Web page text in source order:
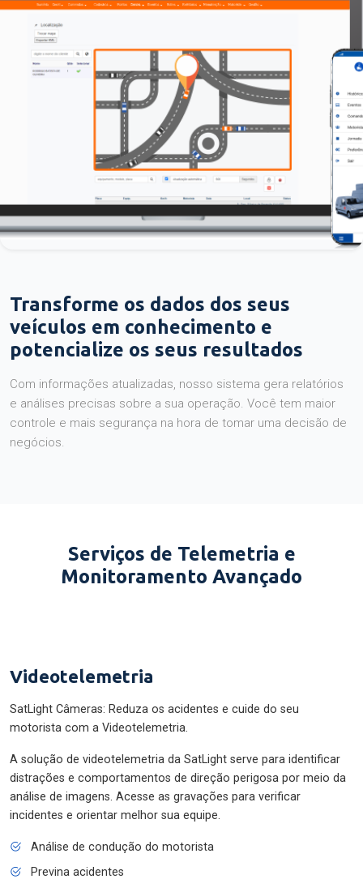
Transforme os dados dos seus
veículos em conhecimento e
potencialize os seus resultados
Com informações atualizadas, nosso sistema gera relatórios
e análises precisas sobre a sua operação. Você tem maior
controle e mais segurança na hora de tomar uma decisão de
negócios.
Serviços de Telemetria e
Monitoramento Avançado
Videotelemetria
SatLight Câmeras: Reduza os acidentes e cuide do seu
motorista com a Videotelemetria.
A solução de videotelemetria da SatLight serve para identificar
distrações e comportamentos de direção perigosa por meio da
análise de imagens. Acesse as gravações para verificar
incidentes e orientar melhor sua equipe.
Análise de condução do motorista
Previna acidentes